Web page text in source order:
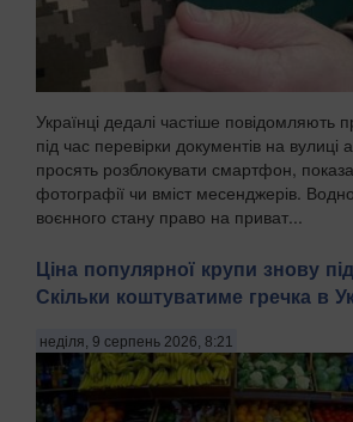
Українці дедалі частіше повідомляють
під час перевірки документів на вулиці
просять розблокувати смартфон,
фотографії чи вміст месенджерів.
воєнного стану право на приват...
Ціна популярної крупи знову
Скільки коштуватиме гречка в
неділя, 9 серпень 2026, 8:21